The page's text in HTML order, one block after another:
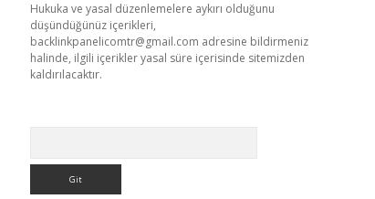
Hukuka ve yasal düzenlemelere aykırı olduğunu
düşündüğünüz içerikleri,
backlinkpanelicomtr@gmail.com adresine bildirmeniz
halinde, ilgili içerikler yasal süre içerisinde sitemizden
kaldırılacaktır.